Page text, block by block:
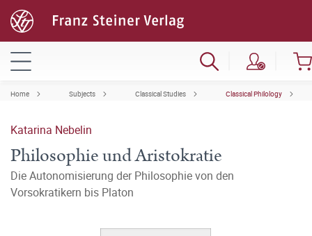
Home Subjects Classical Studies Classical Philology
Katarina Nebelin
Philosophie und Aristokratie
Die Autonomisierung der Philosophie von den
Vorsokratikern bis Platon